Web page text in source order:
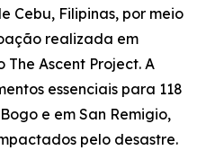
Cebu, Filipinas, por meio
realizada em
Ascent Project. A
essenciais para 118
e em San Remigio,
pelo desastre.